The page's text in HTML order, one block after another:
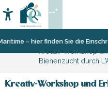
au
contenu
principal– hier finden Sie die
Accessibilité
Suche
--°
Startseite
Freizeit
Bienenzucht durch
Kreativ-Workshop und